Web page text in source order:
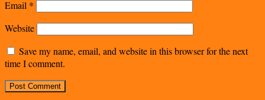
Email *
Website
Save my name, email, and website in this browser for the next
time I comment.